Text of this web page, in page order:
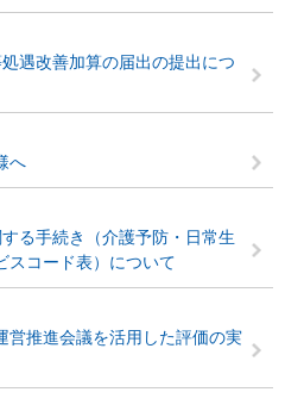
遇改善加算の届出の提出につ
へ
る手続き（介護予防・日常生
スコード表）について
営推進会議を活用した評価の実